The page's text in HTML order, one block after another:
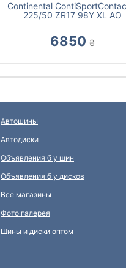
Continental
225/50 ZR17 98Y XL AO
6850 ₴
Автошины
Автодиски
Объявления б у шин
Объявления б у дисков
Все магазины
Фото галерея
Шины и диски оптом